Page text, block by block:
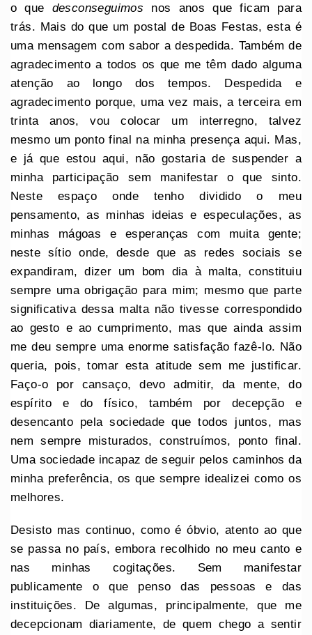
o que desconseguimos nos anos que ficam para
trás. Mais do que um postal de Boas Festas, esta é
uma mensagem com sabor a despedida. Também de
agradecimento a todos os que me têm dado alguma
atenção ao longo dos tempos. Despedida e
agradecimento porque, uma vez mais, a terceira em
trinta anos, vou colocar um interregno, talvez
mesmo um ponto final na minha presença aqui. Mas,
e já que estou aqui, não gostaria de suspender a
minha participação sem manifestar o que sinto.
Neste espaço onde tenho dividido o meu
pensamento, as minhas ideias e especulações, as
minhas mágoas e esperanças com muita gente;
neste sítio onde, desde que as redes sociais se
expandiram, dizer um bom dia à malta, constituiu
sempre uma obrigação para mim; mesmo que parte
significativa dessa malta não tivesse correspondido
ao gesto e ao cumprimento, mas que ainda assim
me deu sempre uma enorme satisfação fazê-lo. Não
queria, pois, tomar esta atitude sem me justificar.
Faço-o por cansaço, devo admitir, da mente, do
espírito e do físico, também por decepção e
desencanto pela sociedade que todos juntos, mas
nem sempre misturados, construímos, ponto final.
Uma sociedade incapaz de seguir pelos caminhos da
minha preferência, os que sempre idealizei como os
melhores.
Desisto mas continuo, como é óbvio, atento ao que
se passa no país, embora recolhido no meu canto e
nas minhas cogitações. Sem manifestar
publicamente o que penso das pessoas e das
instituições. De algumas, principalmente, que me
decepcionam diariamente, de quem chego a sentir